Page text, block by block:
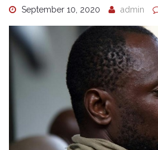
September 10, 2020 admin